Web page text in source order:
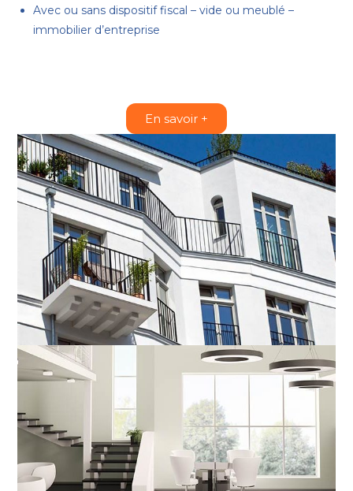
Avec ou sans dispositif fiscal – vide ou meublé –
immobilier d’entreprise
En savoir +